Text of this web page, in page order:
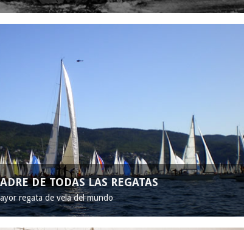
DE TODAS LAS REGATAS
regata de vela del mundo